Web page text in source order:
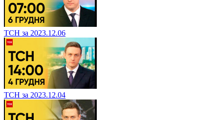
ТСН за 2023.12.06
ТСН за 2023.12.04